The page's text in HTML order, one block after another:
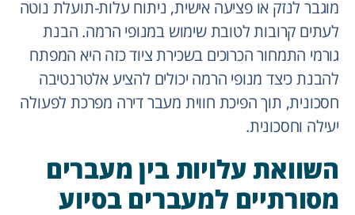
מוגבר לנזק או פציעה אישית, ניתוח עלות-תועלת נוטה
לעתים קרובות לטובת שימוש במנופי הרמה. הבנת
גורמי התמחור הכרוכים בשכירת ציוד כזה היא המפתח
להבנת כיצד מנופי הרמה יכולים להציע אלטרנטיבה
חסכונית, תוך הפיכת חווית מעבר דירה מפרכת לפעולה
יעילה וחסכונית.
השוואת עלויות בין מעברים
מסורתיים למעברים בסיוע